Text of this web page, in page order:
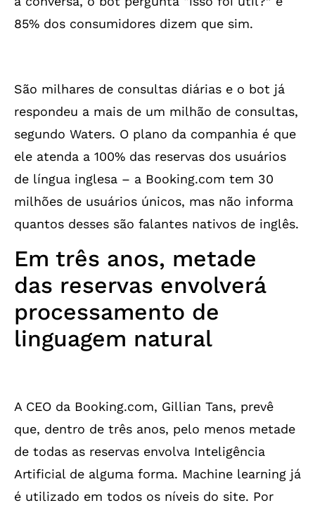
85% dos consumidores dizem que sim.
São milhares de consultas diárias e o bot já
respondeu a mais de um milhão de consultas,
segundo Waters. O plano da companhia é que
ele atenda a 100% das reservas dos usuários
de língua inglesa – a Booking.com tem 30
milhões de usuários únicos, mas não informa
quantos desses são falantes nativos de inglês.
Em três anos, metade
das reservas envolverá
processamento de
linguagem natural
A CEO da Booking.com, Gillian Tans, prevê
que, dentro de três anos, pelo menos metade
de todas as reservas envolva Inteligência
Artificial de alguma forma. Machine learning já
é utilizado em todos os níveis do site. Por